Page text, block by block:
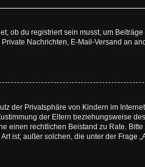
du registriert sein musst, um
Nachrichten, E-Mail-Versand an
der Privatsphäre von Kindern im
der Eltern beziehungsweise
einen rechtlichen Beistand zu Rate.
ist; außer solchen, die unter der Frage